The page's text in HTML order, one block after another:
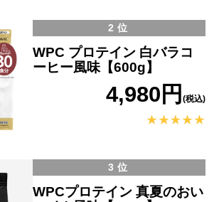
2位
WPC プロテイン 白バラコ
ーヒー風味【600g】
4,980円 (税込)
3位
WPCプロテイン 真夏のおい